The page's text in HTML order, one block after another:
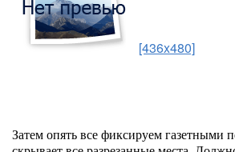
[436x480]
Затем опять все фиксируем газетными